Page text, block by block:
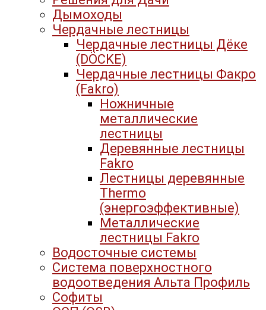
Дымоходы
Чердачные лестницы
Чердачные лестницы Дёке
(DÖCKE)
Чердачные лестницы Факро
(Fakro)
Ножничные
металлические
лестницы
Деревянные лестницы
Fakro
Лестницы деревянные
Thermo
(энергоэффективные)
Металлические
лестницы Fakro
Водосточные системы
Система поверхностного
водоотведения Альта Профиль
Софиты